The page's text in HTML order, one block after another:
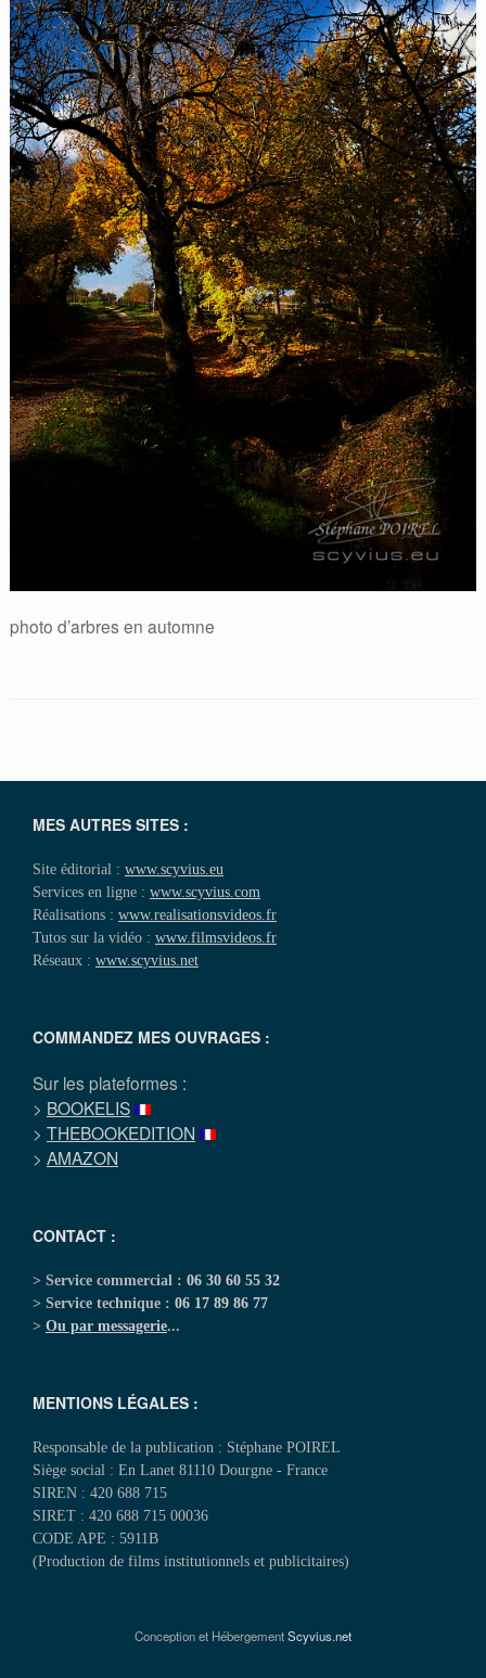
photo d’arbres en automne
MES AUTRES SITES :
Site éditorial : www.scyvius.eu
Services en ligne : www.scyvius.com
Réalisations : www.realisationsvideos.fr
Tutos sur la vidéo : www.filmsvideos.fr
Réseaux : www.scyvius.net
COMMANDEZ MES OUVRAGES :
Sur les plateformes :
> BOOKELIS
> THEBOOKEDITION
> AMAZON
CONTACT :
> Service commercial : 06 30 60 55 32
> Service technique : 06 17 89 86 77
> Ou par messagerie...
MENTIONS LÉGALES :
Responsable de la publication : Stéphane POIREL
Siège social : En Lanet 81110 Dourgne - France
SIREN : 420 688 715
SIRET : 420 688 715 00036
CODE APE : 5911B
(Production de films institutionnels et publicitaires)
Conception et HébergementScyvius.net